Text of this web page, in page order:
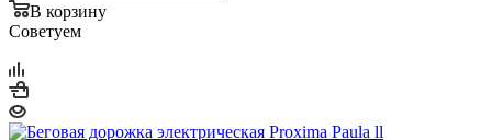
В корзину
Советуем